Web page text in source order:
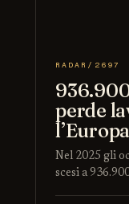
RADAR/2697
perde
Nel 2025 gli
scesi a